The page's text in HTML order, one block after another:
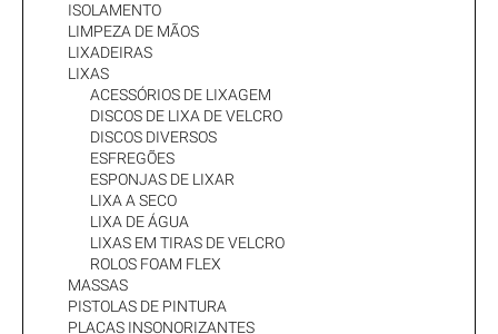
ISOLAMENTO
LIMPEZA DE MÃOS
LIXADEIRAS
LIXAS
ACESSÓRIOS DE LIXAGEM
DISCOS DE LIXA DE VELCRO
DISCOS DIVERSOS
ESFREGÕES
ESPONJAS DE LIXAR
LIXA A SECO
LIXA DE ÁGUA
LIXAS EM TIRAS DE VELCRO
ROLOS FOAM FLEX
MASSAS
PISTOLAS DE PINTURA
PLACAS INSONORIZANTES